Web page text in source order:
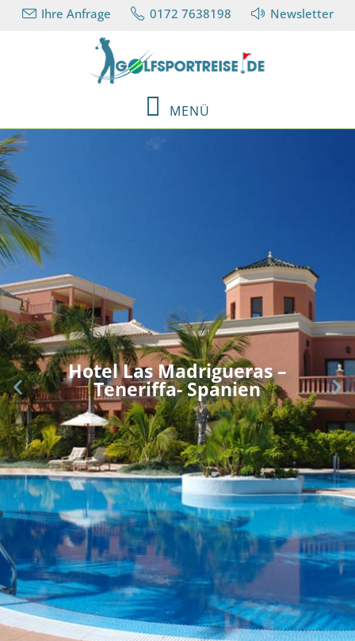
Ihre Anfrage 0172 7638198 Newsletter
MENÜ
Hotel Las Madrigueras –
Teneriffa- Spanien